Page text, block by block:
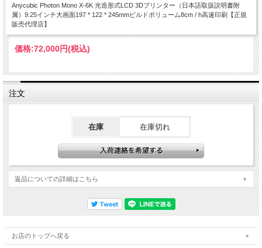
Anycubic Photon Mono X-6K 光造形式LCD 3Dプリンター（日本語取扱説明書附
属）9.25インチ大画面197 * 122 * 245mmビルドボリューム8cm / h高速印刷【正規
販売代理店】
価格:72,000円(税込)
注文
在庫 在庫切れ
返品についての詳細はこちら
お店のトップへ戻る